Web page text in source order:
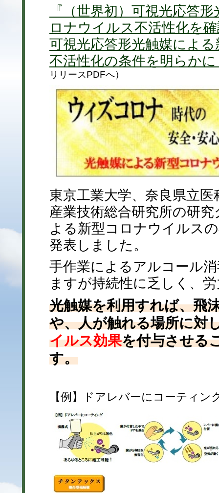
『（世界初）可視光応答
ロナウイルス不活性化を
可視光応答形光触媒によ
不活性化の条件を明らか
リリースPDFへ）
東京工業大学、奈良県立
産業技術総合研究所の研
よる新型コロナウイルス
発表しました。
手作業によるアルコール
ますが持続性に乏しく、
光触媒を利用すれば、飛
や、人が触れる場所に対
イルス効果を付与させる
す。
【例】ドアレバーにコーティン